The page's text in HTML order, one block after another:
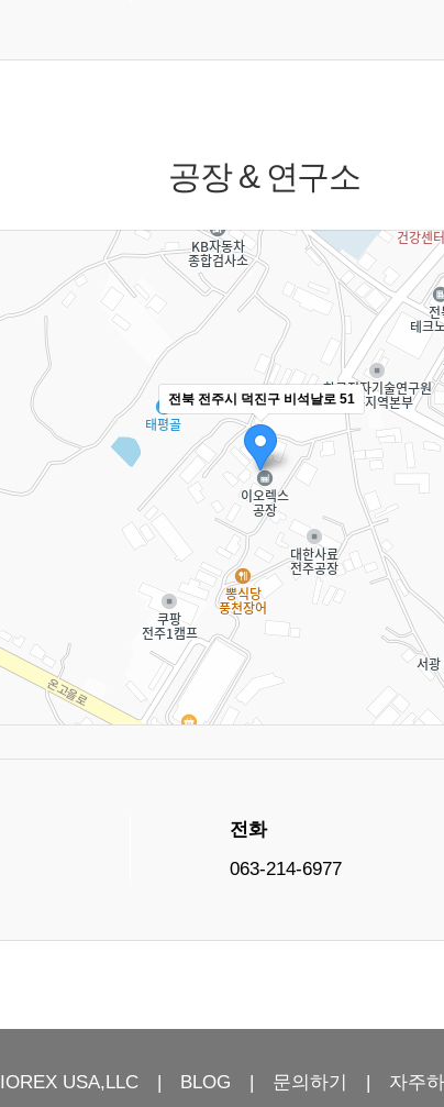
공장 & 연구소
전북 전주시 덕진구 비석날로 51
전화
063-214-6977
IOREX USA,LLC BLOG 문의하기 자주